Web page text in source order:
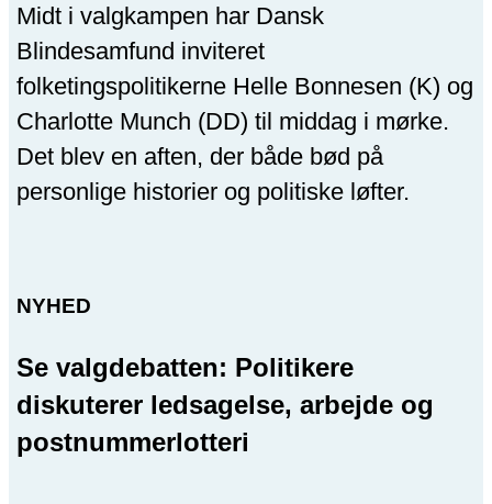
Midt i valgkampen har Dansk
Blindesamfund inviteret
folketingspolitikerne Helle Bonnesen (K) og
Charlotte Munch (DD) til middag i mørke.
Det blev en aften, der både bød på
personlige historier og politiske løfter.
NYHED
Se valgdebatten: Politikere
diskuterer ledsagelse, arbejde og
postnummerlotteri